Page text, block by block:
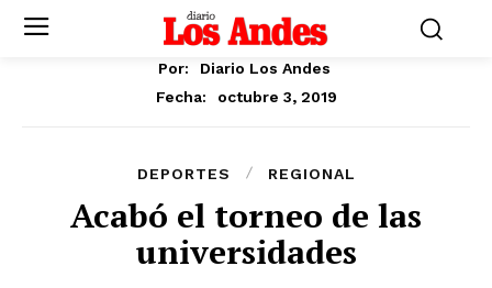
Por:
Diario Los Andes
Fecha:
octubre 3, 2019
DEPORTES REGIONAL
Acabó el torneo de las
universidades